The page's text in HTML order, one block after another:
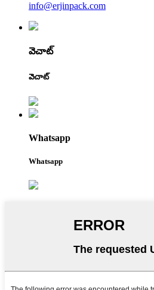
info@erjinpack.com
వెచాట్
వెచాట్
Whatsapp
Whatsapp